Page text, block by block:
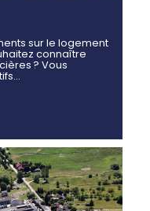
sur le logement
connaître
? Vous